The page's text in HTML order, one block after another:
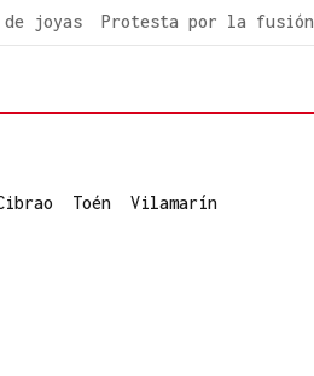
de joyas Protesta por la fusión
Toén Vilamarín